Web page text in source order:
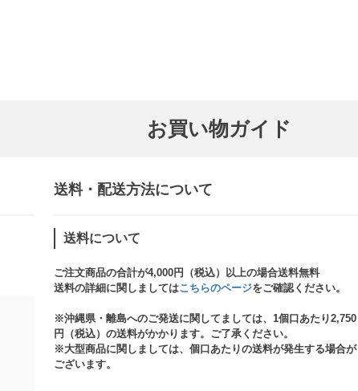
お買い物ガイド
送料・配送方法について​
送料について
ご注文商品の合計が4,000円（税込）以上の場合送料無料
送料の詳細に関しましてはこちらのページをご確認ください。​
※沖縄県・離島へのご発送に関してましては、1個口あたり2,750
円（税込）の送料がかかります。ご了承ください。
※大型商品に関しましては、個口あたりの送料が発生する場合が
ございます。​